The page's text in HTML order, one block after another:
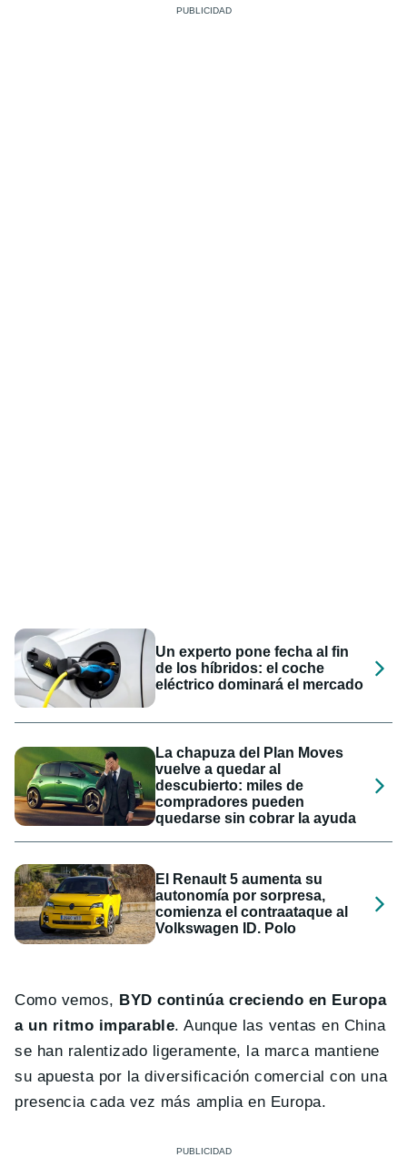
Un experto pone fecha al fin
de los híbridos: el coche
eléctrico dominará el mercado
La chapuza del Plan Moves
vuelve a quedar al
descubierto: miles de
compradores pueden
quedarse sin cobrar la ayuda
El Renault 5 aumenta su
autonomía por sorpresa,
comienza el contraataque al
Volkswagen ID. Polo
Como vemos, BYD continúa creciendo en Europa
a un ritmo imparable. Aunque las ventas en China
se han ralentizado ligeramente, la marca mantiene
su apuesta por la diversificación comercial con una
presencia cada vez más amplia en Europa.